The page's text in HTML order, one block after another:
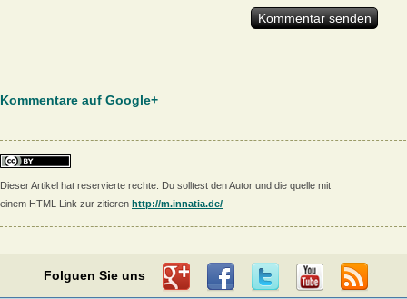
Kommentare auf Google+
Dieser Artikel hat reservierte rechte. Du solltest den Autor und die quelle mit
einem HTML Link zur zitieren http://m.innatia.de/
Folguen Sie uns